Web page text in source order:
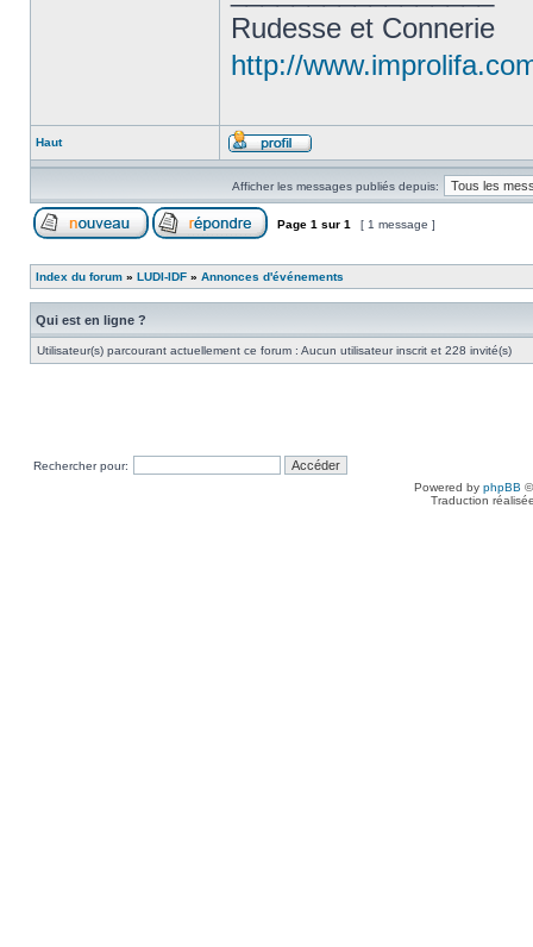
Rudesse et Connerie
http://
Haut
Afficher les messages publiés depuis:
Page 1 sur 1 [ 1 message ]
Index du forum » LUDI-IDF » Annonces d'événements
Qui est en ligne ?
Utilisateur(s) parcourant actuellement ce forum : Aucun utilisateur inscrit et 228 invité(s)
Rechercher pour:
Powered by phpBB
Traduction